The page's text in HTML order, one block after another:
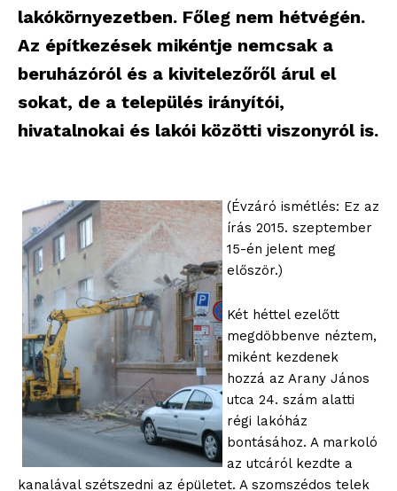
lakókörnyezetben. Főleg nem hétvégén.
Az építkezések mikéntje nemcsak a
beruházóról és a kivitelezőről árul el
sokat, de a település irányítói,
hivatalnokai és lakói közötti viszonyról is.
(Évzáró ismétlés: Ez az
írás 2015. szeptember
15-én jelent meg
először.)
Két héttel ezelőtt
megdöbbenve néztem,
miként kezdenek
hozzá az Arany János
utca 24. szám alatti
régi lakóház
bontásához. A markoló
az utcáról kezdte a
kanalával szétszedni az épületet. A szomszédos telek